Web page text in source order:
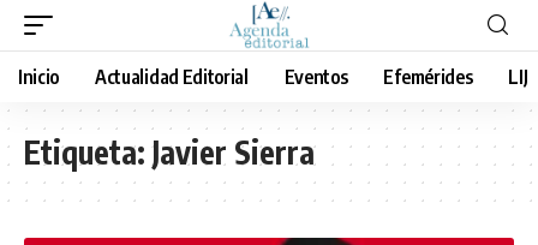
Inicio Actualidad Editorial Eventos Efemérides LIJ
Etiqueta:Javier Sierra